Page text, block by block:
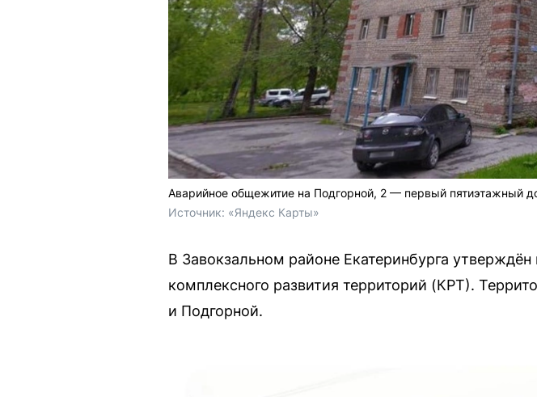
Аварийное общежитие на Подгорной, 2 — первый пятиэтажный
Источник: «Яндекс Карты»
В Завокзальном районе Екатеринбурга
комплексного развития территорий (КРТ).
и Подгорной.